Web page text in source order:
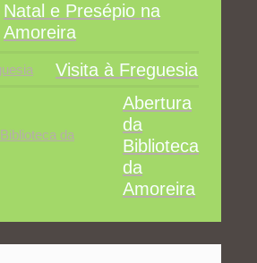
Natal e Presépio na
Amoreira
Visita à Freguesia
Abertura
da
Biblioteca
da
Amoreira